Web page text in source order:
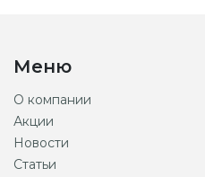
Меню
О компании
Акции
Новости
Статьи